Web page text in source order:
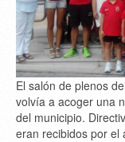
El salón de plenos
volvía a acoger una
del municipio.
eran recibidos por el